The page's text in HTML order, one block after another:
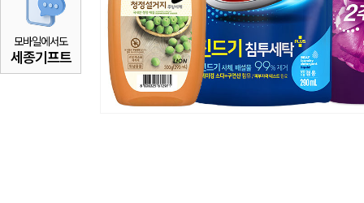
모바일에서도
세종기프트